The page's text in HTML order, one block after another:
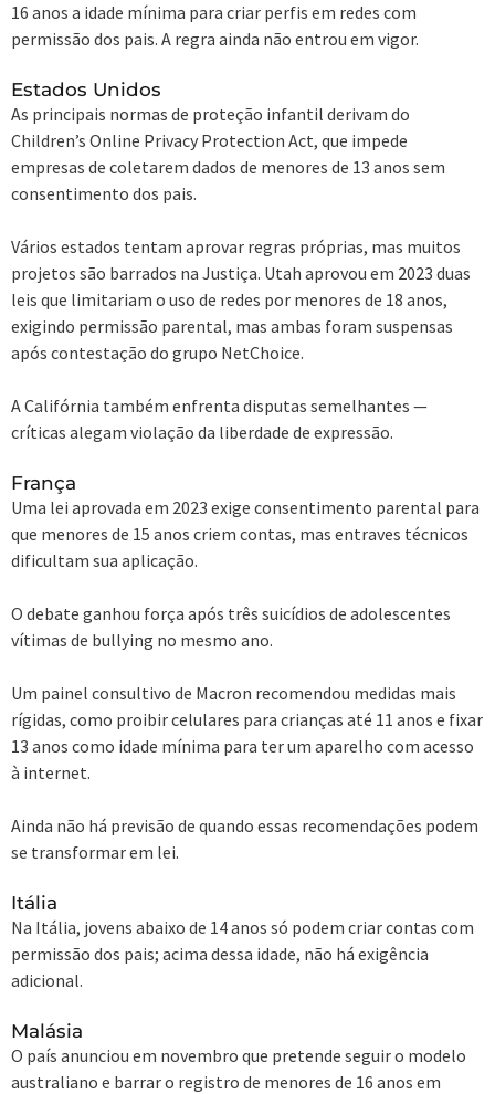
16 anos a idade mínima para criar perfis em redes com
permissão dos pais. A regra ainda não entrou em vigor.
Estados Unidos
As principais normas de proteção infantil derivam do
Children’s Online Privacy Protection Act, que impede
empresas de coletarem dados de menores de 13 anos sem
consentimento dos pais.
Vários estados tentam aprovar regras próprias, mas muitos
projetos são barrados na Justiça. Utah aprovou em 2023 duas
leis que limitariam o uso de redes por menores de 18 anos,
exigindo permissão parental, mas ambas foram suspensas
após contestação do grupo NetChoice.
A Califórnia também enfrenta disputas semelhantes —
críticas alegam violação da liberdade de expressão.
França
Uma lei aprovada em 2023 exige consentimento parental para
que menores de 15 anos criem contas, mas entraves técnicos
dificultam sua aplicação.
O debate ganhou força após três suicídios de adolescentes
vítimas de bullying no mesmo ano.
Um painel consultivo de Macron recomendou medidas mais
rígidas, como proibir celulares para crianças até 11 anos e fixar
13 anos como idade mínima para ter um aparelho com acesso
à internet.
Ainda não há previsão de quando essas recomendações podem
se transformar em lei.
Itália
Na Itália, jovens abaixo de 14 anos só podem criar contas com
permissão dos pais; acima dessa idade, não há exigência
adicional.
Malásia
O país anunciou em novembro que pretende seguir o modelo
australiano e barrar o registro de menores de 16 anos em